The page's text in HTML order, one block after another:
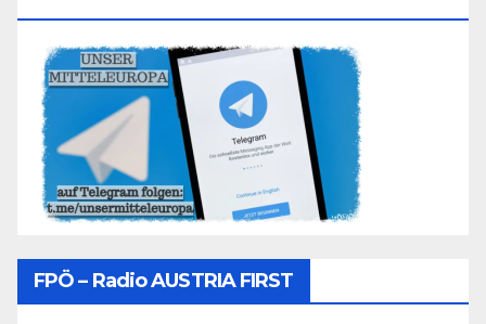
FPÖ – Radio AUSTRIA FIRST